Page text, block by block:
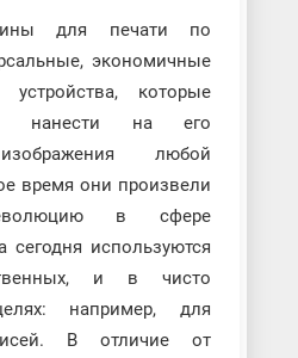
для печати по
экономичные
которые
нанести на его
любой
время они произвели
в сфере
сегодня используются
и в чисто
например, для
В отличие от